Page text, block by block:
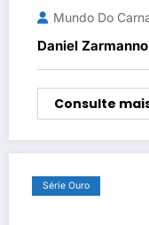
Mundo Do
Daniel
Consulte
Série Ouro